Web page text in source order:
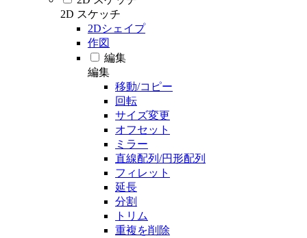
2D スケッチ
2Dシェイプ
作図
編集
編集
移動/コピー
回転
サイズ変更
オフセット
ミラー
直線配列/円形配列
フィレット
延長
分割
トリム
重複を削除